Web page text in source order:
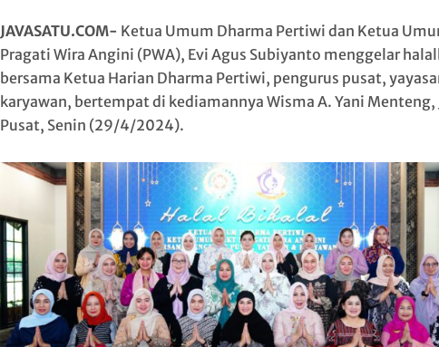
JAVASATU.COM- Ketua Umum Dharma Pertiwi dan Ketua
Pragati Wira Angini (PWA), Evi Agus Subiyanto menggelar
bersama Ketua Harian Dharma Pertiwi, pengurus pusat,
karyawan, bertempat di kediamannya Wisma A. Yani Menteng,
Pusat, Senin (29/4/2024).